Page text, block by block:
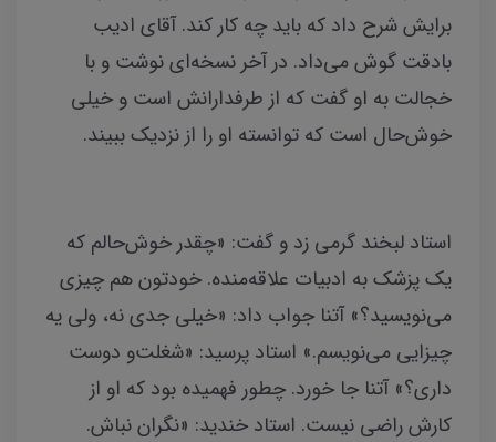
برایش شرح داد که باید چه کار کند. آقای ادیب
بادقت گوش می‌داد. در آخر نسخه‌ای نوشت و با
خجالت به او گفت که از طرفدارانش است و خیلی
خوش‌حال است که توانسته او را از نزدیک ببیند.
استاد لبخند گرمی زد و گفت: «چقدر خوش‌حالم که
یک پزشک به ادبیات علاقه‌منده. خودتون هم چیزی
می‌نویسید؟» آتنا جواب داد: «خیلی جدی نه، ولی یه
چیزایی می‌نویسم.» استاد پرسید: «شغلت‌و دوست
داری؟» آتنا جا خورد. چطور فهمیده بود که او از
کارش راضی نیست. استاد خندید: «نگران نباش.